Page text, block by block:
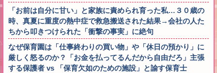
「お前は自分に甘い」と家族に責められ育った私…３０歳の
時、真夏に重度の熱中症で救急搬送された結果→会社の人た
ちから叩きつけられた「衝撃の事実」に絶句
なぜ保育園は「仕事終わりの買い物」や「休日の預かり」に
厳しく怒るのか？「お金を払ってるんだから自由だろ」主張
する保護者 vs 「保育欠如のための施設」と諭す保育士